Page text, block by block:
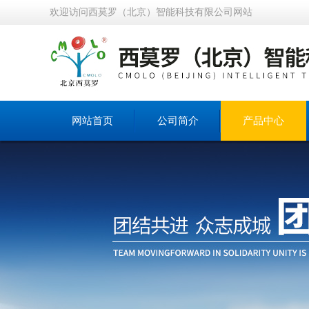
欢迎访问西莫罗（北京）智能科技有限公司网站
网站首页 公司简介 产品中心